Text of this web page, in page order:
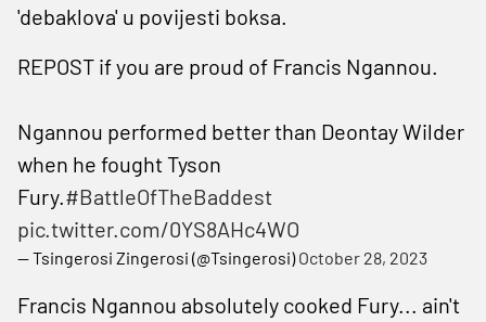
'debaklova' u povijesti boksa.
REPOST if you are proud of Francis Ngannou.
Ngannou performed better than Deontay Wilder
when he fought Tyson
Fury.#BattleOfTheBaddest
pic.twitter.com/0YS8AHc4WO
— Tsingerosi Zingerosi (@Tsingerosi)October 28, 2023
Francis Ngannou absolutely cooked Fury... ain't